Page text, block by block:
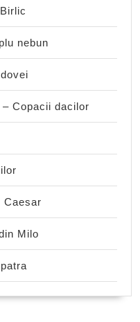
nebun
Copacii dacilor
Caesar
Milo